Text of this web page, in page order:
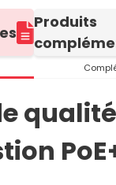
Produits